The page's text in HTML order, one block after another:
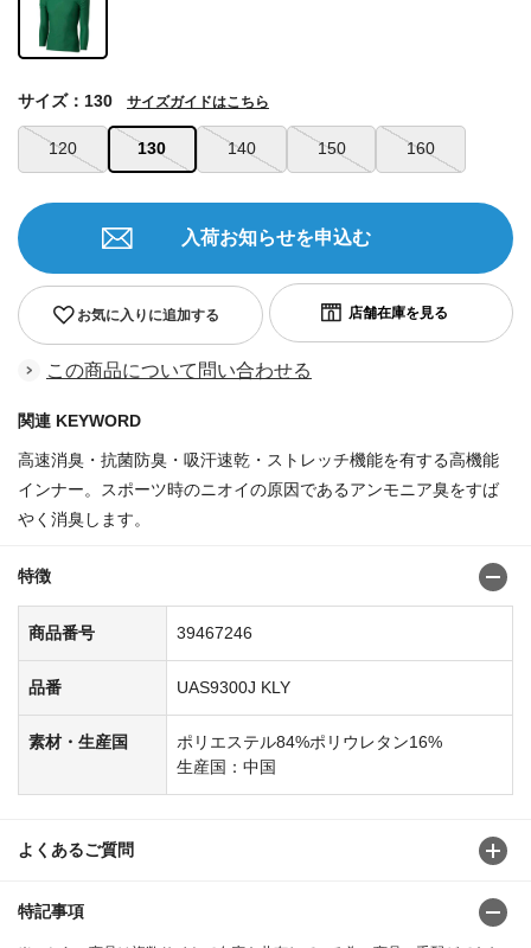
120 130 140 150 160
サイズ：130 サイズガイドはこちら
お気に入りに追加する
入荷お知らせを申込む
この商品について問い合わせる
関連 KEYWORD
高速消臭・抗菌防臭・吸汗速乾・ストレッチ機能を有する高機能
インナー。スポーツ時のニオイの原因であるアンモニア臭をすば
やく消臭します。
特徴
商品番号 39467246
品番 UAS9300J KLY
素材・生産国
ポリエステル84%ポリウレタン16%
生産国：中国
よくあるご質問
特記事項